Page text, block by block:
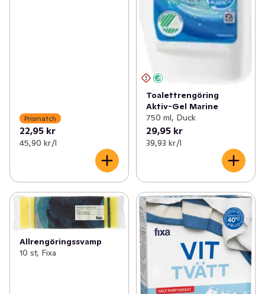
Prismatch
22,95 kr
45,90 kr /l
Toalettrengöring
Aktiv-Gel Marine
750 ml, Duck
29,95 kr
39,93 kr /l
Allrengöringssvamp
10 st, Fixa